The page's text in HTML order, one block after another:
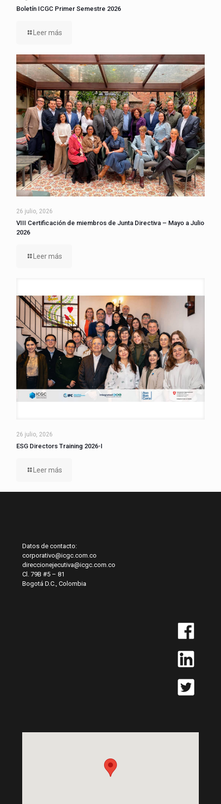
Boletín ICGC Primer Semestre 2026
Leer más
26 julio, 2026
VIII Certificación de miembros de Junta Directiva – Mayo a Julio
2026
Leer más
26 julio, 2026
ESG Directors Training 2026-I
Leer más
Datos de contacto:
corporativo@icgc.com.co
direccionejecutiva@icgc.com.co
Cl. 79B #5 – 81
Bogotá D.C., Colombia